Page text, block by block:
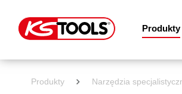
Produkty
Produkty Narzędzia